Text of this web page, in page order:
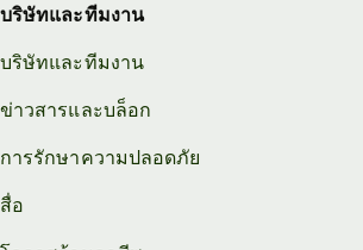
บริษัทและทีมงาน
บริษัทและทีมงาน
ข่าวสารและบล็อก
การรักษาความปลอดภัย
สื่อ